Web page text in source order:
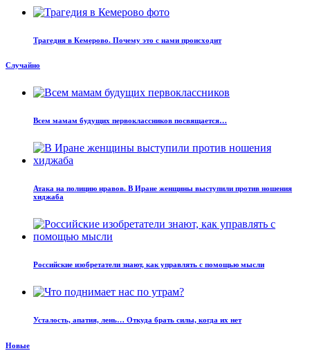
Трагедия в Кемерово. Почему это с нами происходит
Случайно
Всем мамам будущих первоклассников посвящается…
Атака на полицию нравов. В Иране женщины выступили против ношения
хиджаба
Российские изобретатели знают, как управлять с помощью мысли
Усталость, апатия, лень… Откуда брать силы, когда их нет
Новые